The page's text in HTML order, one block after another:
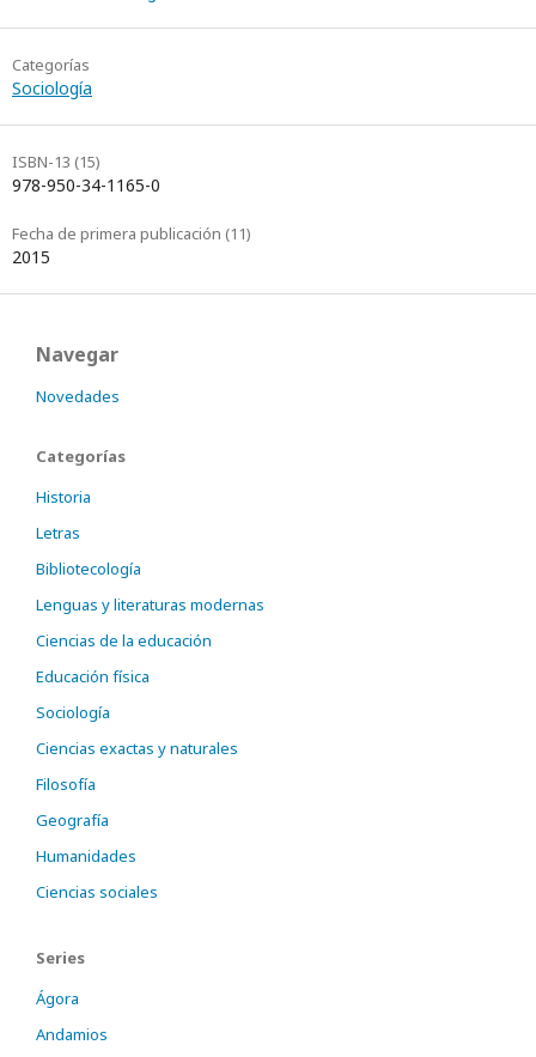
Categorías
Sociología
ISBN-13 (15)
978-950-34-1165-0
Fecha de primera publicación (11)
2015
Navegar
Novedades
Categorías
Historia
Letras
Bibliotecología
Lenguas y literaturas modernas
Ciencias de la educación
Educación física
Sociología
Ciencias exactas y naturales
Filosofía
Geografía
Humanidades
Ciencias sociales
Series
Ágora
Andamios